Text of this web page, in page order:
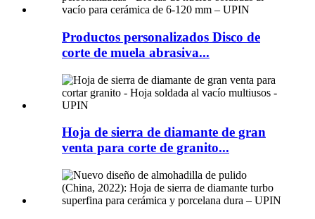
Productos personalizados Disco de
corte de muela abrasiva...
Hoja de sierra de diamante de gran
venta para corte de granito...